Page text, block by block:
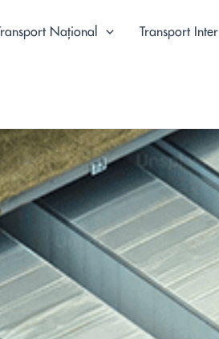
Național Transport